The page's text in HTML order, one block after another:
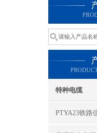
特种电缆
PTYA23铁路